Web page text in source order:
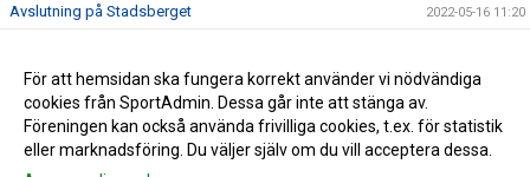
Avslutning på Stadsberget 2022-05-16 11:20
Bokning av plats inför vårterminen 2021-09-15 16:26
Höstterminen startar vecka 37 2021-09-15 16:21
För att hemsidan ska fungera korrekt använder vi nödvändiga
cookies från SportAdmin. Dessa går inte att stänga av.
Föreningen kan också använda frivilliga cookies, t.ex. för statistik
eller marknadsföring. Du väljer själv om du vill acceptera dessa.